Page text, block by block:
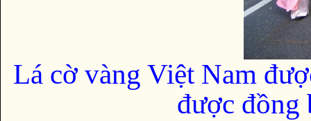
Lá cờ vàng Việt Nam
được đồng